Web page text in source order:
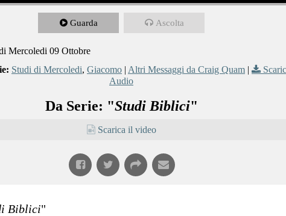
Guarda Ascolta
Mercoledi 09 Ottobre
Studi di Mercoledi, Giacomo | Altri Messaggi da Craig Quam |
Audio
Da Serie: "Studi Biblici"
Scarica il video
Biblici"